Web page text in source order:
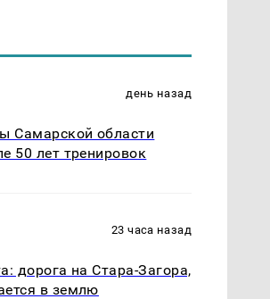
день назад
Самарской области
50 лет тренировок
23 часа назад
дорога на Стара-Загора,
в землю